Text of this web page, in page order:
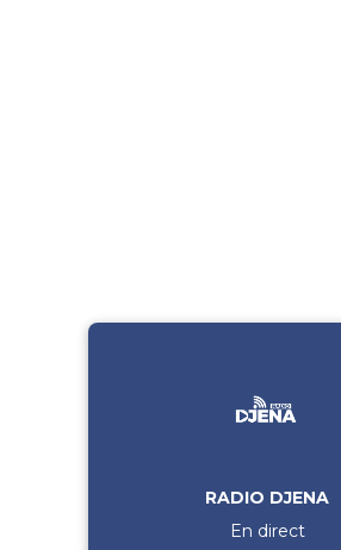
RADIO DJENA
En direct